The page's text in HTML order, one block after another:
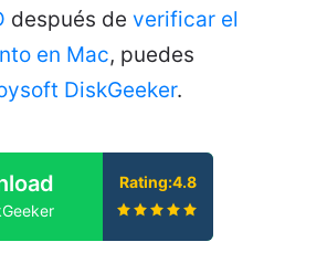
después de verificar el
en Mac, puedes
DiskGeeker.
Rating:4.8